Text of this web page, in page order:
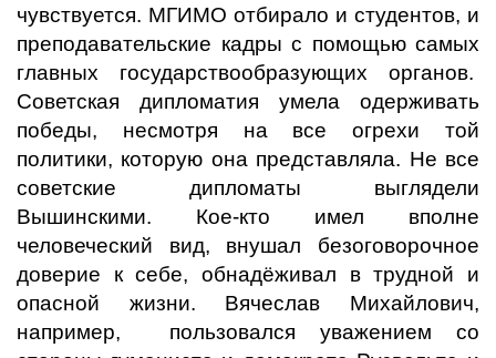
чувствуется. МГИМО отбирало и студентов, и
преподавательские кадры с помощью самых
главных государствообразующих органов.
Советская дипломатия умела одерживать
победы, несмотря на все огрехи той
политики, которую она представляла. Не все
советские дипломаты выглядели
Вышинскими. Кое-кто имел вполне
человеческий вид, внушал безоговорочное
доверие к себе, обнадёживал в трудной и
опасной жизни. Вячеслав Михайлович,
например, пользовался уважением со